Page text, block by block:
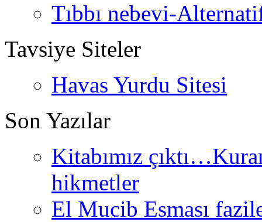
Tıbbı nebevi-
Tavsiye Siteler
Havas Yurdu Sitesi
Son Yazılar
Kitabımız
hikmetler
El Mucib Esması